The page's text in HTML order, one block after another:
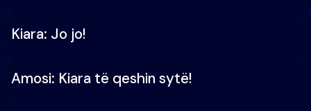
Kiara: Jo jo!
Amosi: Kiara të qeshin sytë!